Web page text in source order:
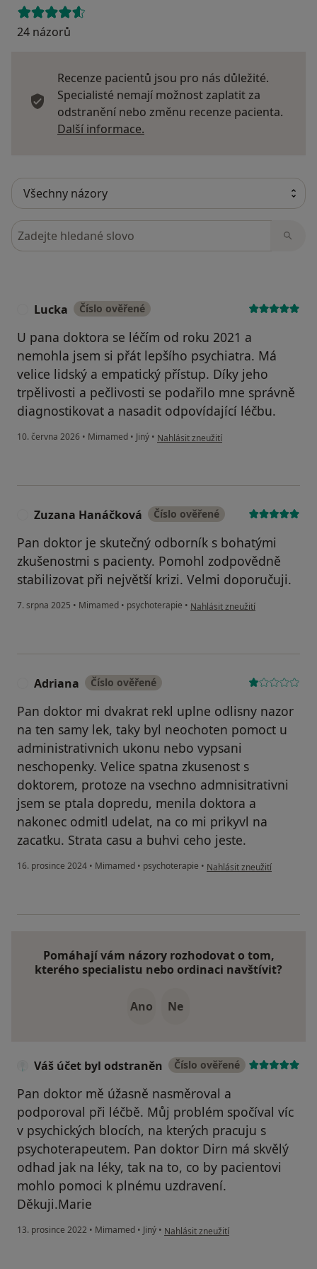
24 názorů
Recenze pacientů jsou pro nás důležité.
Specialisté nemají možnost zaplatit za
odstranění nebo změnu recenze pacienta.
Další informace.
Hledejte v názorech
Lucka Číslo ověřené
U pana doktora se léčím od roku 2021 a
nemohla jsem si přát lepšího psychiatra. Má
velice lidský a empatický přístup. Díky jeho
trpělivosti a pečlivosti se podařilo mne správně
diagnostikovat a nasadit odpovídající léčbu.
10. června 2026 • Mimamed • Jiný • podle názoru uživatele Lucka
Nahlásit zneužití
Zuzana Hanáčková Číslo ověřené
Pan doktor je skutečný odborník s bohatými
zkušenostmi s pacienty. Pomohl zodpovědně
stabilizovat při největší krizi. Velmi doporučuji.
7. srpna 2025 • Mimamed • psychoterapie • podle názoru uživatele Zuzana
Nahlásit zneužití
Adriana Číslo ověřené
Pan doktor mi dvakrat rekl uplne odlisny nazor
na ten samy lek, taky byl neochoten pomoct u
administrativnich ukonu nebo vypsani
neschopenky. Velice spatna zkusenost s
doktorem, protoze na vsechno admnisitrativni
jsem se ptala dopredu, menila doktora a
nakonec odmitl udelat, na co mi prikyvl na
zacatku. Strata casu a buhvi ceho jeste.
16. prosince 2024 • Mimamed • psychoterapie • podle názoru uživatele
Nahlásit zneužití
Pomáhají vám názory rozhodovat o tom,
kterého specialistu nebo ordinaci navštívit?
Ano Ne
Váš účet byl odstraněn Číslo ověřené
Pan doktor mě úžasně nasměroval a
podporoval při léčbě. Můj problém spočíval víc
v psychických blocích, na kterých pracuju s
psychoterapeutem. Pan doktor Dirn má skvělý
odhad jak na léky, tak na to, co by pacientovi
mohlo pomoci k plnému uzdravení.
Děkuji.Marie
13. prosince 2022 • Mimamed • Jiný • podle názoru uživatele Váš účet byl
Nahlásit zneužití